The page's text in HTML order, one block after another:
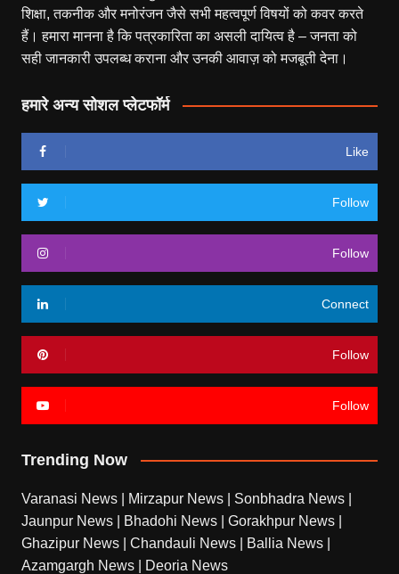
शिक्षा, तकनीक और मनोरंजन जैसे सभी महत्वपूर्ण विषयों को कवर करते
हैं। हमारा मानना है कि पत्रकारिता का असली दायित्व है – जनता को
सही जानकारी उपलब्ध कराना और उनकी आवाज़ को मजबूती देना।
हमारे अन्य सोशल प्लेटफॉर्म
Like
Follow
Follow
Connect
Follow
Follow
Trending Now
Varanasi News Mirzapur News Sonbhadra News
Jaunpur News
Bhadohi News Gorakhpur News
Ghazipur News
Chandauli News Ballia News
Azamgargh News
Deoria News